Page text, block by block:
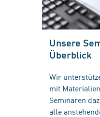
Unsere
Überblick
Wir
mit
Seminaren
alle